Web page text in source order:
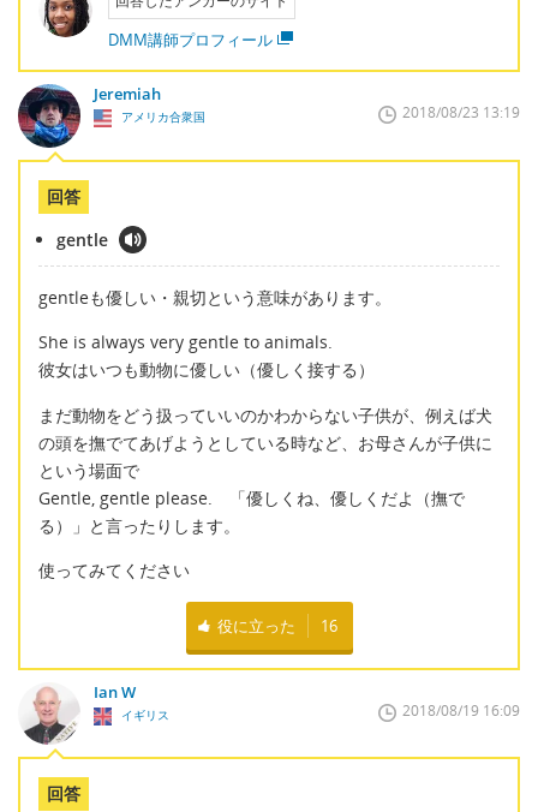
DMM講師プロフィール
Jeremiah
アメリカ合衆国 2018/08/23 13:19
回答
gentle
gentleも優しい・親切という意味があります。
She is always very gentle to animals.
彼女はいつも動物に優しい（優しく接する）
まだ動物をどう扱っていいのかわからない子供が、例えば犬
の頭を撫でてあげようとしている時など、お母さんが子供に
という場面で
Gentle, gentle please. 「優しくね、優しくだよ（撫で
る）」と言ったりします。
使ってみてください
役に立った 16
Ian W
イギリス 2018/08/19 16:09
回答